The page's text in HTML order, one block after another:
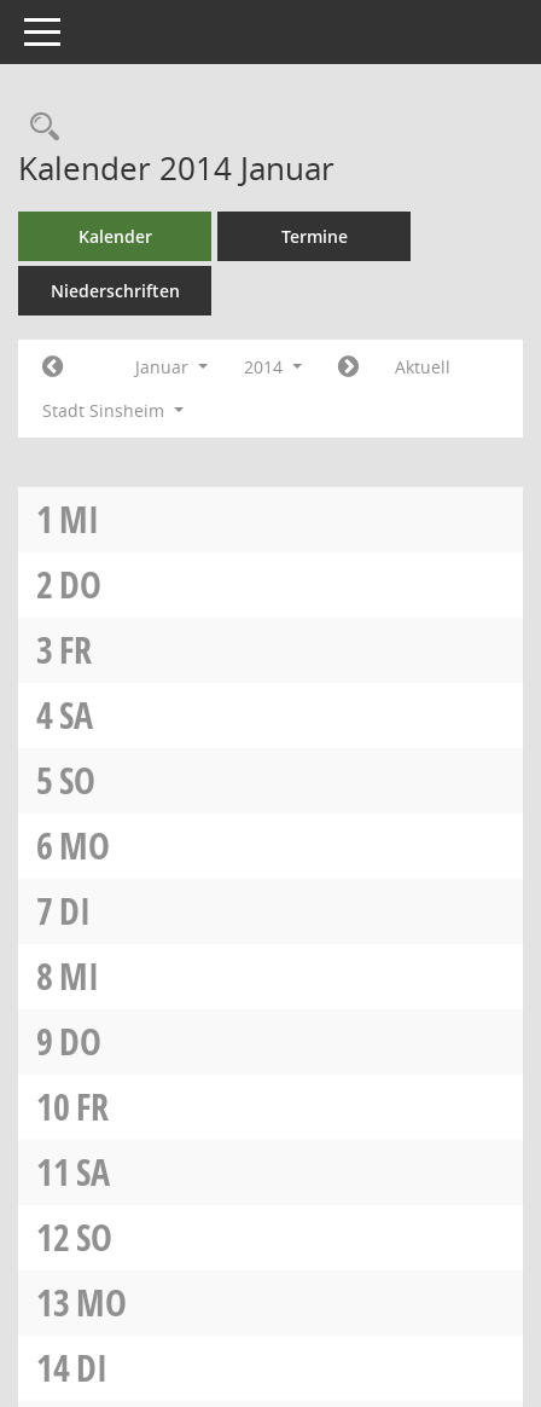
Toggle navigation
Kalender 2014 Januar
Kalender Termine
Niederschriften
Januar 2014
Aktuell
Stadt Sinsheim
1 MI
2DO
3FR
4SA
5SO
6MO
7DI
8MI
9DO
10FR
11 SA
12SO
13MO
14DI